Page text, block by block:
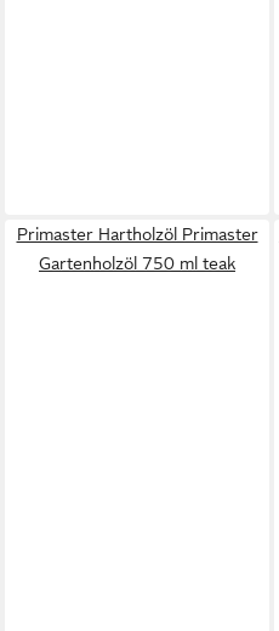
Primaster Hartholzöl Primaster
Gartenholzöl 750 ml teak